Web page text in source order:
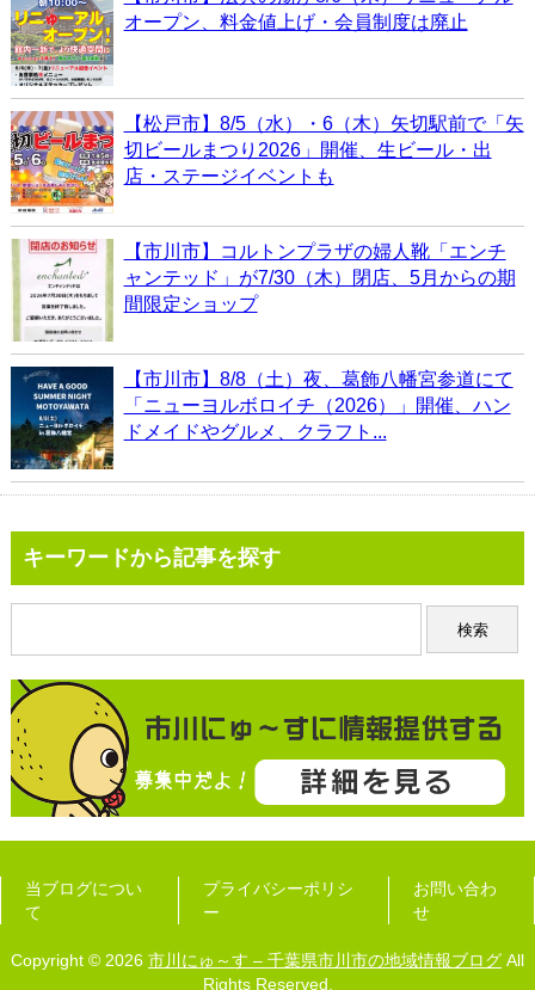
オープン、料金値上げ・会員制度は廃止
【松戸市】8/5（水）・6（木）矢切駅前で「矢
切ビールまつり2026」開催、生ビール・出
店・ステージイベントも
【市川市】コルトンプラザの婦人靴「エンチ
ャンテッド」が7/30（木）閉店、5月からの期
間限定ショップ
【市川市】8/8（土）夜、葛飾八幡宮参道にて
「ニューヨルボロイチ（2026）」開催、ハン
ドメイドやグルメ、クラフト...
キーワードから記事を探す
当ブログについ
て
プライバシーポリシ
ー
お問い合わ
せ
Copyright © 2026 市川にゅ～す – 千葉県市川市の地域情報ブログ All
Rights Reserved.